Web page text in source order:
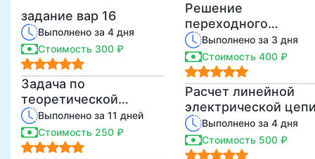
задание вар 16
Выполнено за 4 дня
Стоимость 300 ₽
Задача по
теоретической
механике СЕГОДНЯ
Выполнено за 11 дней
Стоимость 250 ₽
Решение
переходного
процесса
операторным
методом
Выполнено за 3 дня
Стоимость 400 ₽
Расчет линейной
электрической
Выполнено за 4 дня
Стоимость 500 ₽